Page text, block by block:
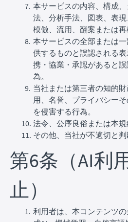
本サービスの内容、構成
法、分析手法、図表、表
模倣、流用、翻案または再
本サービスの全部または
供するものと誤認される
携・協業・承認があると
為。
当社または第三者の知的
用、名誉、プライバシー
を侵害する行為。
法令、公序良俗または本規
その他、当社が不適切と判
第6条（AI利
止）
利用者は、本コンテンツ